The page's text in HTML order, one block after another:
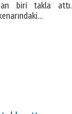
biri takla attı.